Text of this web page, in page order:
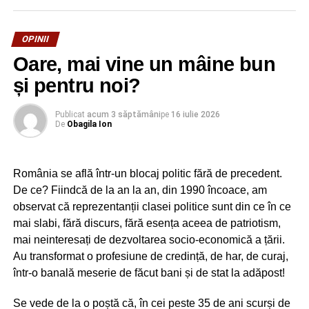
Trăim între războiul din Ucraina și dezmățul economic din
România, dezmăț de tipul scapă cine poate. Dar nu mai
avem pandemie și măști. Totuși, încă se mai infectează cu
noul coronavirus vreo 5. 000 de oameni pe zi, iar prin ATI-
uri este aglomerație. Așadar, COVID-ul rânjește după colț.
Deocamdată, îl putem îneca în benzină scumpă!
Guvernul? Mut. Nu erau pregătiți pentru vremurile astea.
Ceva mai de bon ton. Ca la noi. Mai de vrăjeală. Au sărit
Uite ce face o știre! Se rostogolește și dă lumea peste
OPINII
Oare, mai vine un mâine bun
și pentru noi?
Publicat acum 3 săptămânipe 16 iulie 2026
De Obagila Ion
România se află într-un blocaj politic fără de precedent.
De ce? Fiindcă de la an la an, din 1990 încoace, am
observat că reprezentanții clasei politice sunt din ce în ce
mai slabi, fără discurs, fără esența aceea de patriotism,
mai neinteresați de dezvoltarea socio-economică a țării.
Au transformat o profesiune de credință, de har, de curaj,
într-o banală meserie de făcut bani și de stat la adăpost!
Se vede de la o poștă că, în cei peste 35 de ani scurși de